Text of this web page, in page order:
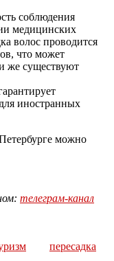
соблюдения
медицинских
волос проводится
что может
же существуют
иностранных
можно
телеграм-канал
пересадка